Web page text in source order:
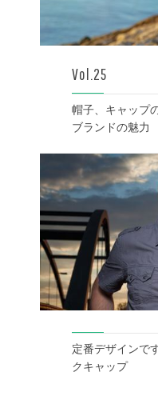
Vol.25
帽子、キャップ
ブランドの魅力
定番デザインで
クキャップ